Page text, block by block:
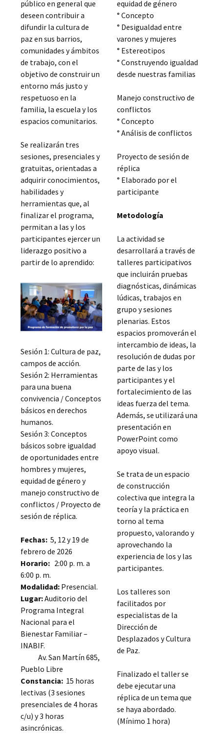
público en general que
deseen contribuir a
difundir la cultura de
paz en sus barrios,
comunidades y ámbitos
de trabajo, con el
objetivo de construir un
entorno más justo y
respetuoso en la
familia, la escuela y los
espacios comunitarios.
Se realizarán tres
sesiones, presenciales y
gratuitas, orientadas a
adquirir conocimientos,
habilidades y
herramientas que, al
finalizar el programa,
permitan a las y los
participantes ejercer un
liderazgo positivo a
partir de lo aprendido:
Sesión 1: Cultura de paz,
campos de acción.
Sesión 2: Herramientas
para una buena
convivencia / Conceptos
básicos en derechos
humanos.
Sesión 3: Conceptos
básicos sobre igualdad
de oportunidades entre
hombres y mujeres,
equidad de género y
manejo constructivo de
conflictos / Proyecto de
sesión de réplica.
Fechas: 5, 12 y 19 de
febrero de 2026
Horario: 2:00 p. m. a
6:00 p. m.
Modalidad: Presencial.
Lugar:Auditorio del
Programa Integral
Nacional para el
Bienestar Familiar –
INABIF.
Av. San Martín 685,
Pueblo Libre
Constancia: 15 horas
lectivas (3 sesiones
presenciales de 4 horas
c/u) y 3 horas
asincrónicas.
equidad de género
° Concepto
° Desigualdad entre
varones y mujeres
° Estereotipos
° Construyendo igualdad
desde nuestras familias
Manejo constructivo de
conflictos
° Concepto
° Análisis de conflictos
Proyecto de sesión de
réplica
° Elaborado por el
participante
Metodología
La actividad se
desarrollará a través de
talleres participativos
que incluirán pruebas
diagnósticas, dinámicas
lúdicas, trabajos en
grupo y sesiones
plenarias. Estos
espacios promoverán el
intercambio de ideas, la
resolución de dudas por
parte de las y los
participantes y el
fortalecimiento de las
ideas fuerza del tema.
Además, se utilizará una
presentación en
PowerPoint como
apoyo visual.
Se trata de un espacio
de construcción
colectiva que integra la
teoría y la práctica en
torno al tema
propuesto, valorando y
aprovechando la
experiencia de los y las
participantes.
Los talleres son
facilitados por
especialistas de la
Dirección de
Desplazados y Cultura
de Paz.
Finalizado el taller se
debe ejecutar una
réplica de un tema que
se haya abordado.
(Mínimo 1 hora)